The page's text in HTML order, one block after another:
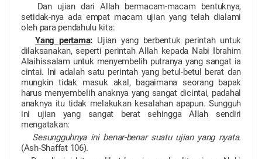
Dan ujian dari Allah bermacam-macam bentuknya,
setidak-nya ada empat macam ujian yang telah dialami
oleh para pendahulu kita:
Yang pertama: Ujian yang berbentuk perintah untuk
dilaksanakan, seperti perintah Allah kepada Nabi Ibrahim
Alaihissalam untuk menyembelih putranya yang sangat ia
cintai. Ini adalah satu perintah yang betul-betul berat dan
mungkin tidak masuk akal, bagaimana seorang bapak
harus menyembelih anaknya yang sangat dicintai, padahal
anaknya itu tidak melakukan kesalahan apapun. Sungguh
ini ujian yang sangat berat sehingga Allah sendiri
mengatakan:
Sesungguhnya ini benar-benar suatu ujian yang nyata.
(Ash-Shaffat 106).